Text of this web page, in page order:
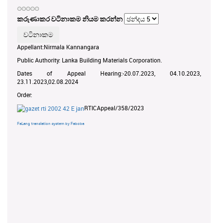
කරුණාකර වටිනාකම නියම කරන්න
Appellant:Nirmala Kannangara
Public Authority: Lanka Building Materials Corporation.
Dates of Appeal Hearing:-20.07.2023, 04.10.2023,
23.11.2023,02.08.2024
Order:
RTICAppeal/358/2023
FaLang translation system by Faboba